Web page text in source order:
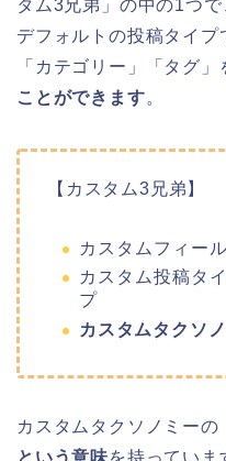
タム3兄弟」の中の1つで
デフォルトの投稿タイプ
「カテゴリー」「タグ」
ことができます。
【カスタム3兄弟】
カスタムフィー
カスタム投稿タ
プ
カスタムタクソ
カスタムタクソノミーの
という意味を持っていま